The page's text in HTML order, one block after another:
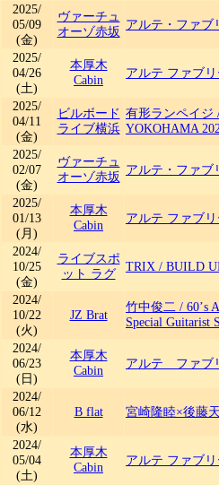
2025/
05/09
(金)
ヴァーチュ
オーゾ赤坂 アルテ・ファブ
2025/
04/26
(土)
本厚木
Cabin
アルテ ファブリ
2025/
04/11
(金)
ビルボード
ライブ横浜
有形ランペイジ
YOKOHAMA
2025/
02/07
(金)
ヴァーチュ
オーゾ赤坂 アルテ・ファブ
2025/
01/13
(月)
本厚木
Cabin
アルテ ファブリ
2024/
10/25
(金)
ライブスポ
ット ラグ
TRIX / BUILD
2024/
10/22
(火)
JZ Brat
竹中俊二 / 60’s
Special Guitarist
2024/
06/23
(日)
本厚木
Cabin
アルテ ファブ
2024/
06/12
(水)
B flat 宮崎隆睦×後藤
2024/
05/04
(土)
本厚木
Cabin
アルテ ファブ